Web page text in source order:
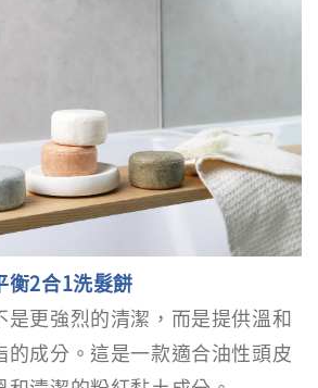
衡2合1洗髮餅
是更強烈的清潔，而是提供溫和
的成分。這是一款適合油性頭皮